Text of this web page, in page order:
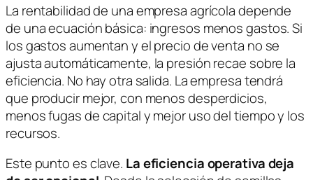
La rentabilidad de una empresa agrícola depende
de una ecuación básica: ingresos menos gastos. Si
los gastos aumentan y el precio de venta no se
ajusta automáticamente, la presión recae sobre la
eficiencia. No hay otra salida. La empresa tendrá
que producir mejor, con menos desperdicios,
menos fugas de capital y mejor uso del tiempo y los
recursos.
Este punto es clave. La eficiencia operativa deja